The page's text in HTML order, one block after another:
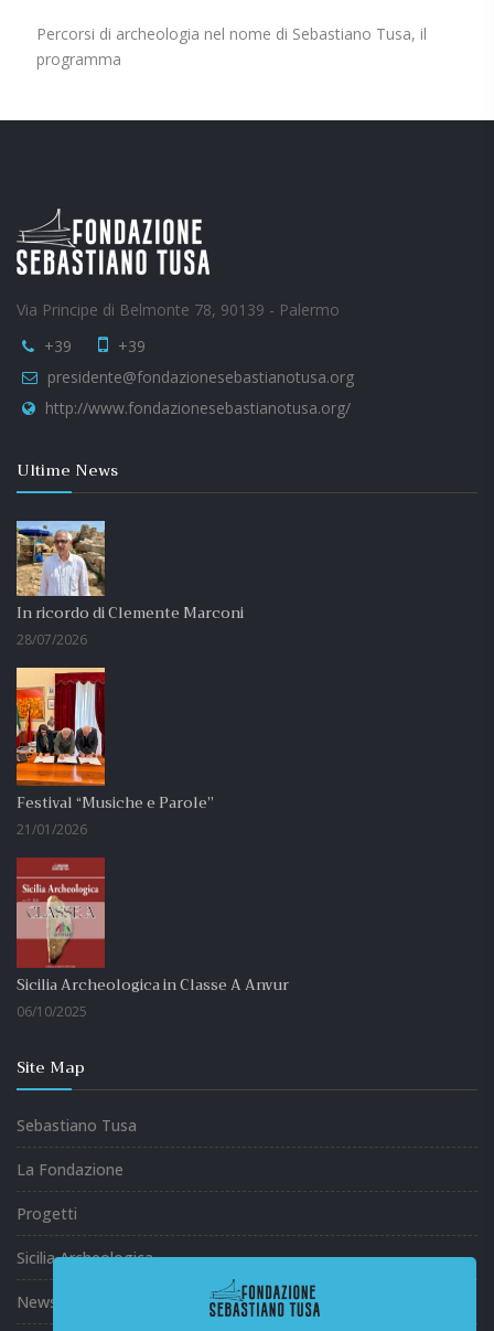
Percorsi di archeologia nel nome di Sebastiano Tusa, il
programma
Via Principe di Belmonte 78, 90139 - Palermo
+39
+39
presidente@fondazionesebastianotusa.org
http://www.fondazionesebastianotusa.org/
Ultime News
In ricordo di Clemente Marconi
28/07/2026
Festival “Musiche e Parole”
21/01/2026
Sicilia Archeologica in Classe A Anvur
06/10/2025
Site Map
Sebastiano Tusa
La Fondazione
Progetti
Sicilia Archeologica
News ed Eventi